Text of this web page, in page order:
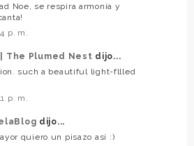
Noe, se respira armonía y
p. m.
The Plumed Nest dijo...
such a beautiful light-fllled
p. m.
dijo...
quiero un pisazo así :)